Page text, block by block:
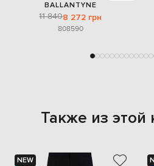
BALLANTYNE
11 8408 272 грн
808590
Также из этой
NEW